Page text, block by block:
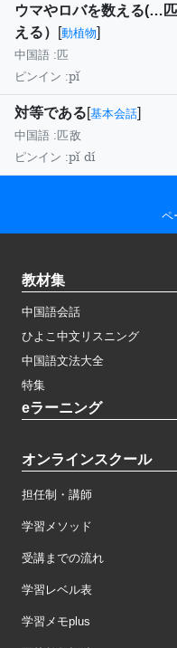
ウマやロバを数える(…
える）
[動植物]
中国語 : 匹
ピンイン :pǐ
対等である[基本会話]
中国語 : 匹敌
ピンイン :pǐ dí
ペ
教材集
中国語会話
ひよこ中文リスニング
中国語文法大全
特集
eラーニング
オンラインスクール
担任制・講師
学習メソッド
受講までの流れ
学習レベル表
学習メモplus